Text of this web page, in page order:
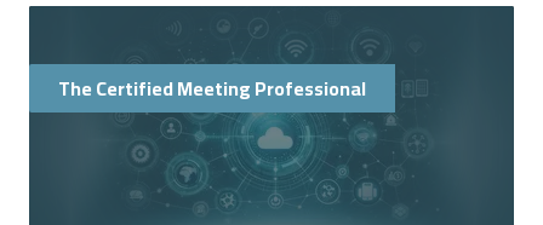
The Certified Meeting Professional